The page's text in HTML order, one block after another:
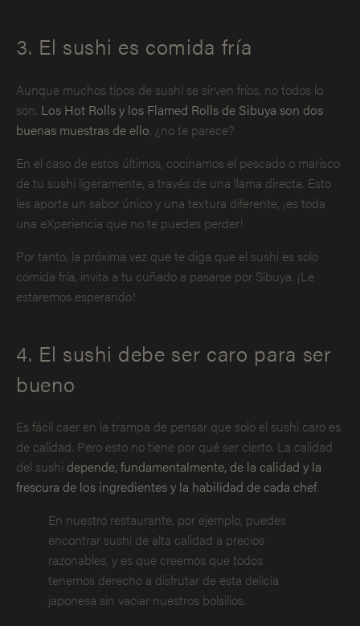
3. El sushi es comida fría
Aunque muchos tipos de sushi se sirven fríos, no todos lo
son. Los Hot Rolls y los Flamed Rolls de Sibuya son dos
buenas muestras de ello, ¿no te parece?
En el caso de estos últimos, cocinamos el pescado o marisco
de tu sushi ligeramente, a través de una llama directa. Esto
les aporta un sabor único y una textura diferente, ¡es toda
una eXperiencia que no te puedes perder!
Por tanto, la próxima vez que te diga que el sushi es solo
comida fría, invita a tu cuñado a pasarse por Sibuya. ¡Le
estaremos esperando!
4. El sushi debe ser caro para ser
bueno
Es fácil caer en la trampa de pensar que solo el sushi caro es
de calidad. Pero esto no tiene por qué ser cierto. La calidad
del sushi depende, fundamentalmente, de la calidad y la
frescura de los ingredientes y la habilidad de cada chef.
En nuestro restaurante, por ejemplo, puedes
encontrar sushi de alta calidad a precios
razonables, y es que creemos que todos
tenemos derecho a disfrutar de esta delicia
japonesa sin vaciar nuestros bolsillos.